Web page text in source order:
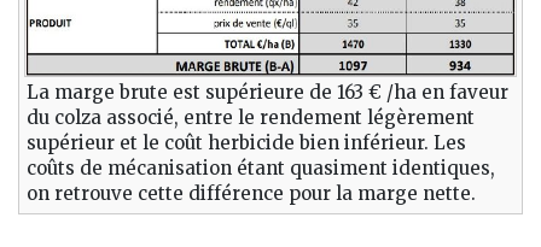
La marge brute est supérieure de 163 € /ha en faveur
du colza associé, entre le rendement légèrement
supérieur et le coût herbicide bien inférieur. Les
coûts de mécanisation étant quasiment identiques,
on retrouve cette différence pour la marge nette.